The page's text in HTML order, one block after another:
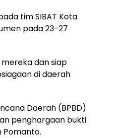
tim SIBAT Kota
pada 23-27
dan siap
di daerah
Daerah (BPBD)
penghargaan bukti
Pomanto.